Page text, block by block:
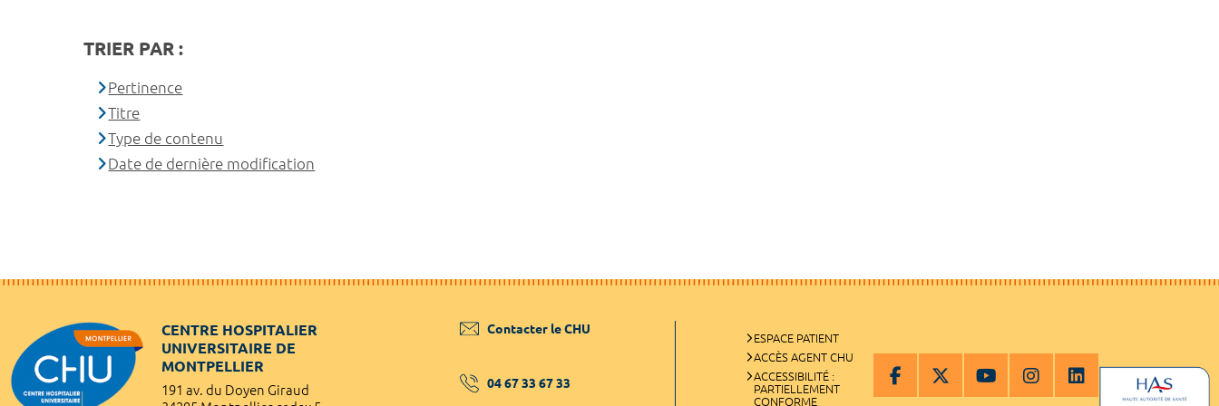
TRIER PAR :
Pertinence
Titre
Type de contenu
Date de dernière modification
CENTRE HOSPITALIER
UNIVERSITAIRE DE
MONTPELLIER
191 av. du Doyen Giraud
Contacter le CHU
04 67 33 67 33
ESPACE PATIENT
ACCÈS AGENT CHU
ACCESSIBILITÉ :
PARTIELLEMENT
CONFORME